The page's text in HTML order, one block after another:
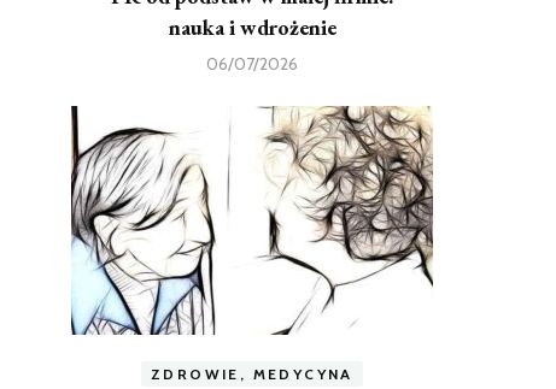
nauka i wdrożenie
06/07/2026
ZDROWIE, MEDYCYNA